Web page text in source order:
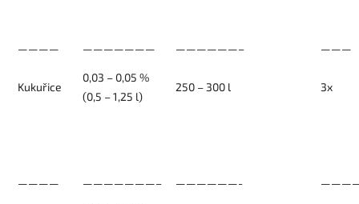
———— ——————— ——————– ———
Kukuřice
0,03 – 0,05 %
(0,5 – 1,25 l)
250 – 300 l 3x
———— ———————– ——————-